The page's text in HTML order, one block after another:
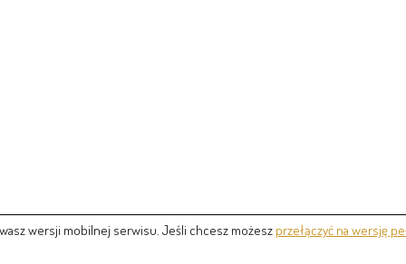
wersji mobilnej serwisu. Jeśli chcesz możesz przełączyć na wersję